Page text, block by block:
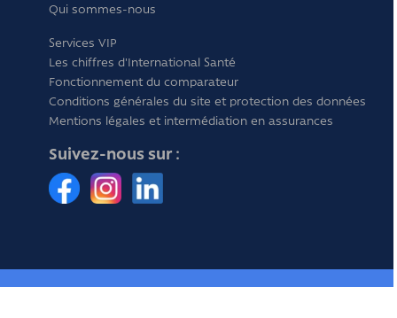
Qui sommes-nous
Services VIP
Les chiffres d'International Santé
Fonctionnement du comparateur
Conditions générales du site et protection des données
Mentions légales et intermédiation en assurances
Suivez-nous sur :